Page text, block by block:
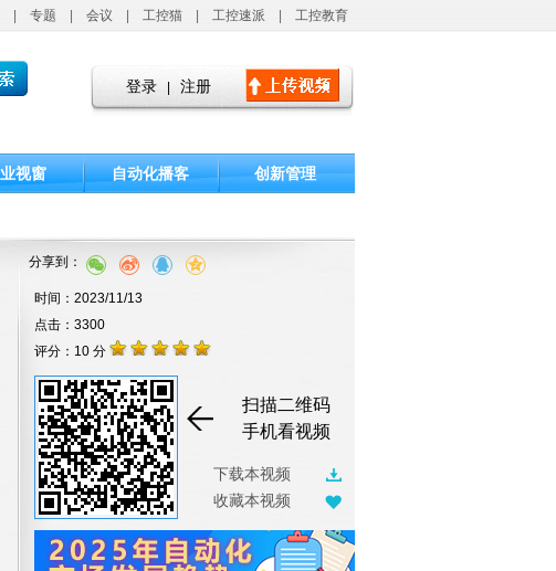
专题 会议 工控猫 工控速派 工控教育
登录 注册
视窗 自动化播客 创新管理
分享到：
时间：2023/11/13
点击：3300
评分：10 分
扫描二维码
手机看视频
下载本视频
收藏本视频